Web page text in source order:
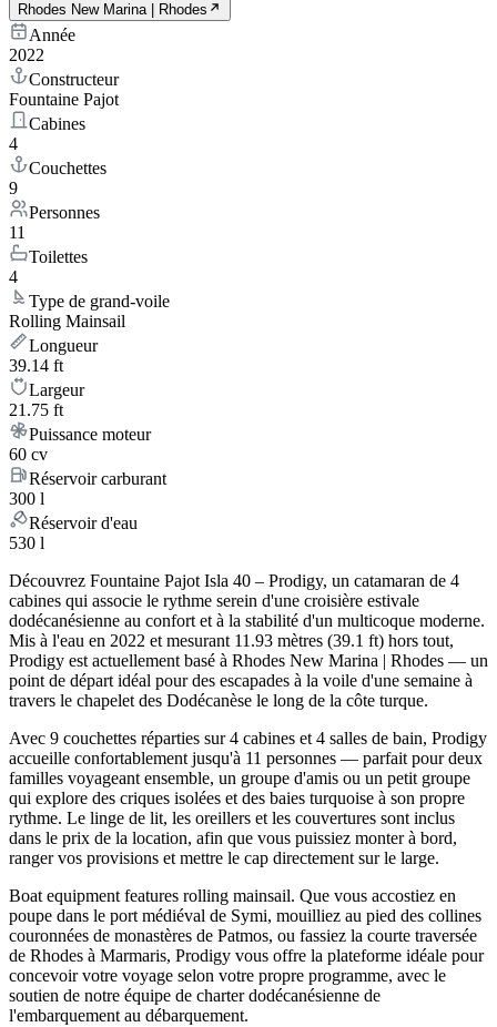
Rhodes New Marina | Rhodes
Année
2022
Constructeur
Fountaine Pajot
Cabines
4
Couchettes
9
Personnes
11
Toilettes
4
Type de grand-voile
Rolling Mainsail
Longueur
39.14 ft
Largeur
21.75 ft
Puissance moteur
60 cv
Réservoir carburant
300 l
Réservoir d'eau
530 l
Découvrez Fountaine Pajot Isla 40 – Prodigy, un catamaran de 4
cabines qui associe le rythme serein d'une croisière estivale
dodécanésienne au confort et à la stabilité d'un multicoque moderne.
Mis à l'eau en 2022 et mesurant 11.93 mètres (39.1 ft) hors tout,
Prodigy est actuellement basé à Rhodes New Marina | Rhodes — un
point de départ idéal pour des escapades à la voile d'une semaine à
travers le chapelet des Dodécanèse le long de la côte turque.
Avec 9 couchettes réparties sur 4 cabines et 4 salles de bain, Prodigy
accueille confortablement jusqu'à 11 personnes — parfait pour deux
familles voyageant ensemble, un groupe d'amis ou un petit groupe
qui explore des criques isolées et des baies turquoise à son propre
rythme. Le linge de lit, les oreillers et les couvertures sont inclus
dans le prix de la location, afin que vous puissiez monter à bord,
ranger vos provisions et mettre le cap directement sur le large.
Boat equipment features rolling mainsail. Que vous accostiez en
poupe dans le port médiéval de Symi, mouilliez au pied des collines
couronnées de monastères de Patmos, ou fassiez la courte traversée
de Rhodes à Marmaris, Prodigy vous offre la plateforme idéale pour
concevoir votre voyage selon votre propre programme, avec le
soutien de notre équipe de charter dodécanésienne de
l'embarquement au débarquement.